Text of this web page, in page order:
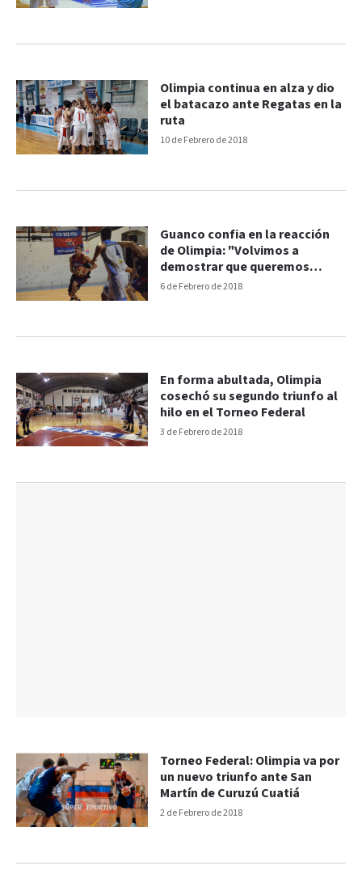
10 de Febrero de 2018
Olimpia continua en alza y dio
el batacazo ante Regatas en la
ruta
6 de Febrero de 2018
Guanco confia en la reacción
de Olimpia: "Volvimos a
demostrar que queremos
cambiar"
3 de Febrero de 2018
En forma abultada, Olimpia
cosechó su segundo triunfo al
hilo en el Torneo Federal
2 de Febrero de 2018
Torneo Federal: Olimpia va por
un nuevo triunfo ante San
Martín de Curuzú Cuatiá